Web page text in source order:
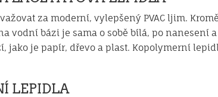
za moderní, vylepšený PVAC ljim.
vodní bázi je sama o sobě bílá, po
jako je papír, dřevo a plast. Kopolymerní
LEPIDLA